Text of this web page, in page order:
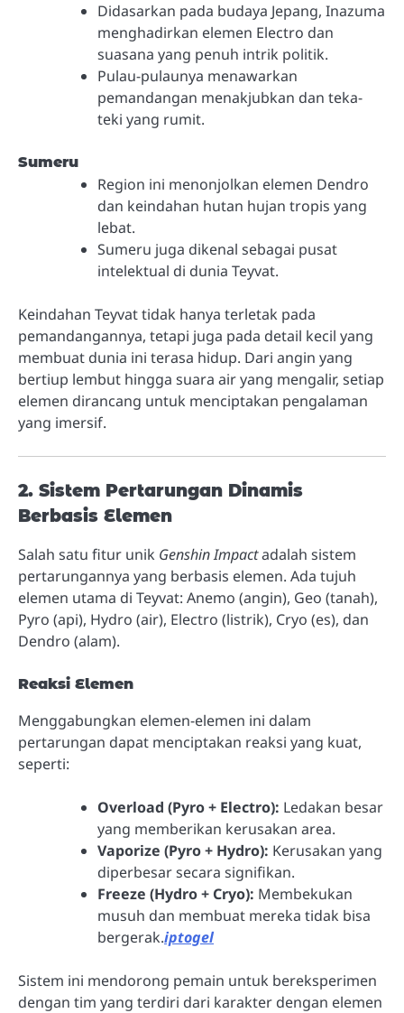
Didasarkan pada budaya Jepang, Inazuma
menghadirkan elemen Electro dan
suasana yang penuh intrik politik.
Pulau-pulaunya menawarkan
pemandangan menakjubkan dan teka-
teki yang rumit.
Sumeru
Region ini menonjolkan elemen Dendro
dan keindahan hutan hujan tropis yang
lebat.
Sumeru juga dikenal sebagai pusat
intelektual di dunia Teyvat.
Keindahan Teyvat tidak hanya terletak pada
pemandangannya, tetapi juga pada detail kecil yang
membuat dunia ini terasa hidup. Dari angin yang
bertiup lembut hingga suara air yang mengalir, setiap
elemen dirancang untuk menciptakan pengalaman
yang imersif.
2. Sistem Pertarungan Dinamis
Berbasis Elemen
Salah satu fitur unik Genshin Impactadalah sistem
pertarungannya yang berbasis elemen. Ada tujuh
elemen utama di Teyvat: Anemo (angin), Geo (tanah),
Pyro (api), Hydro (air), Electro (listrik), Cryo (es), dan
Dendro (alam).
Reaksi Elemen
Menggabungkan elemen-elemen ini dalam
pertarungan dapat menciptakan reaksi yang kuat,
seperti:
Overload (Pyro + Electro): Ledakan besar
yang memberikan kerusakan area.
Vaporize (Pyro + Hydro): Kerusakan yang
diperbesar secara signifikan.
Freeze (Hydro + Cryo): Membekukan
musuh dan membuat mereka tidak bisa
bergerak.iptogel
Sistem ini mendorong pemain untuk bereksperimen
dengan tim yang terdiri dari karakter dengan elemen